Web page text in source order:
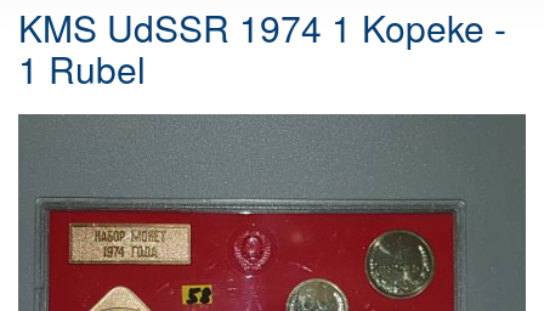
KMS UdSSR 1974 1 Kopeke -
1 Rubel